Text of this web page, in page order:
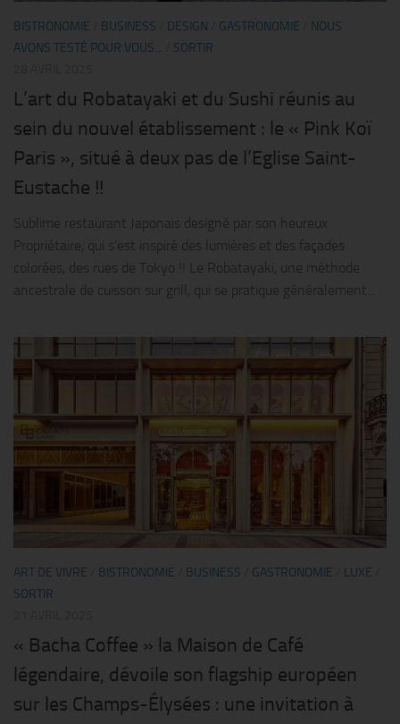
BISTRONOMIE BUSINESS DESIGN GASTRONOMIE
NOUS
AVONS TESTÉ POUR VOUS...
SORTIR
L’art du Robatayaki et du Sushi réunis au
sein du nouvel établissement : le « Pink Koï
Paris », situé à deux pas de l’Eglise Saint-
Eustache !!
Sublime restaurant Japonais designé par son heureux
Propriétaire, qui s’est inspiré des lumières et des façades
colorées, des rues de Tokyo !! Le Robatayaki, une méthode
ancestrale de cuisson sur grill, qui se pratique généralement...
ART DE VIVRE BISTRONOMIE BUSINESS GASTRONOMIE LUXE
SORTIR
« Bacha Coffee » la Maison de Café
légendaire, dévoile son flagship européen
sur les Champs-Élysées : une invitation à